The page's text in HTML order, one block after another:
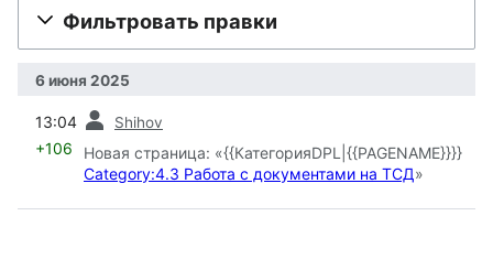
Фильтровать правки
6 июня 2025
13:04 Shihov
+106
Новая страница: «{{КатегорияDPL|{{PAGENAME}}}}
Category:4.3 Работа с документами на ТСД»